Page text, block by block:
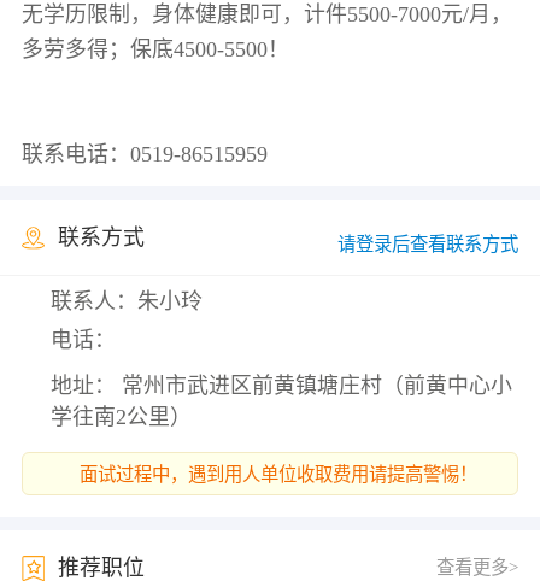
无学历限制，身体健康即可，计件5500-7000元/月，
多劳多得；保底4500-5500！
联系电话：0519-86515959
联系方式 请登录后查看联系方式
联系人：朱小玲
电话：
地址： 常州市武进区前黄镇塘庄村（前黄中心小
学往南2公里）
面试过程中，遇到用人单位收取费用请提高警惕！
推荐职位 查看更多>